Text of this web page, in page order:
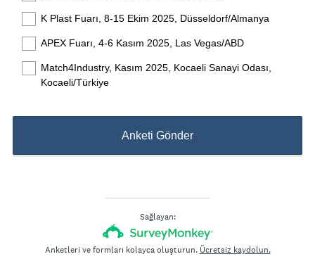
K Plast Fuarı, 8-15 Ekim 2025, Düsseldorf/Almanya
APEX Fuarı, 4-6 Kasım 2025, Las Vegas/ABD
Match4Industry, Kasım 2025, Kocaeli Sanayi Odası,
Kocaeli/Türkiye
Anketi Gönder
Sağlayan:
Anketleri ve formları kolayca oluşturun. Ücretsiz kaydolun.